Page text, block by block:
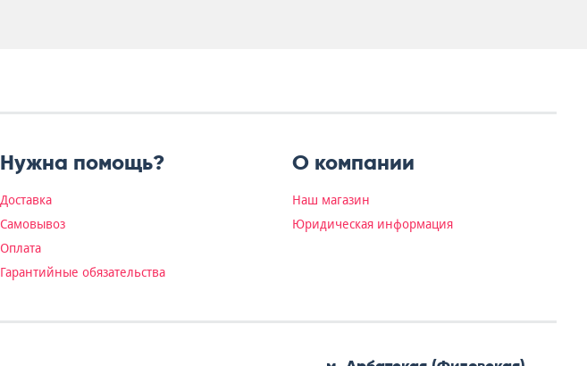
Нужна помощь?
Доставка
Самовывоз
Оплата
Гарантийные обязательства
О компании
Наш магазин
Юридическая информация